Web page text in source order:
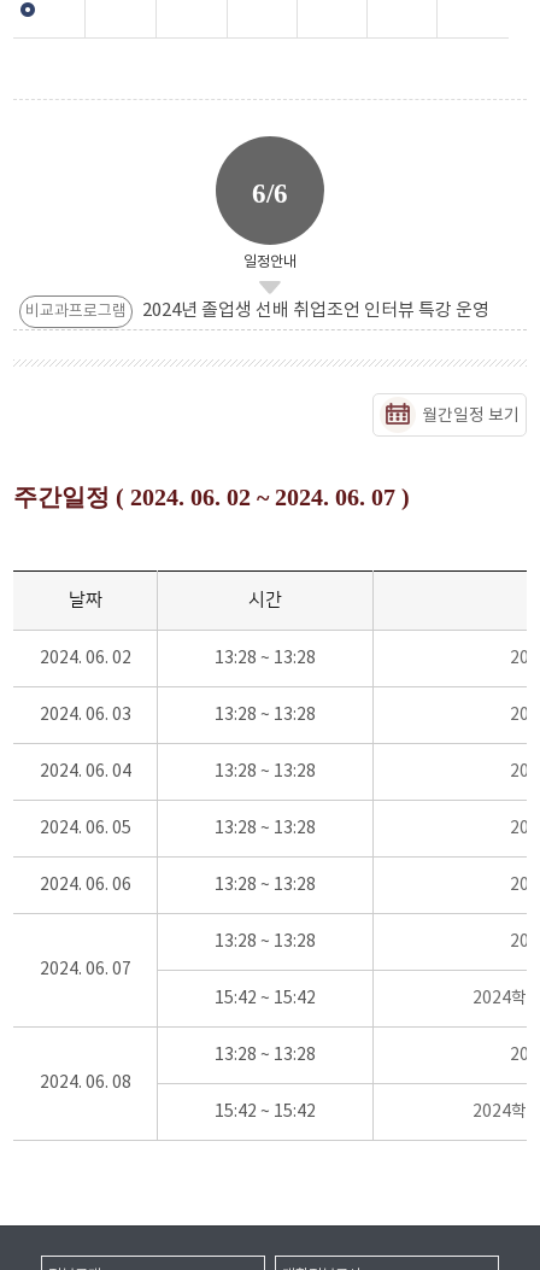
6/6
일정안내
비교과프로그램 2024년 졸업생 선배 취업조언 인터뷰 특강 운영
월간일정 보기
주간일정 ( 2024. 06. 02 ~ 2024. 06. 07 )
날짜 시간
2024. 06. 02 13:28 ~ 13:28
2024. 06. 03 13:28 ~ 13:28
2024. 06. 04 13:28 ~ 13:28
2024. 06. 05 13:28 ~ 13:28
2024. 06. 06 13:28 ~ 13:28
2024. 06. 07
13:28 ~ 13:28
15:42 ~ 15:42 2024학
2024. 06. 08
13:28 ~ 13:28
15:42 ~ 15:42 2024학